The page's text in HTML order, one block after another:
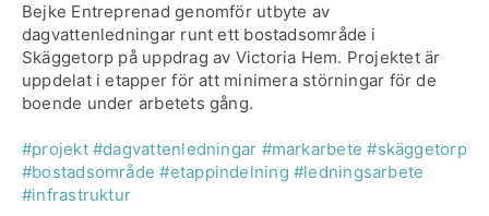
Bejke Entreprenad genomför utbyte av
dagvattenledningar runt ett bostadsområde i
Skäggetorp på uppdrag av Victoria Hem. Projektet är
uppdelat i etapper för att minimera störningar för de
boende under arbetets gång.
#projekt #dagvattenledningar #markarbete #skäggetorp
#bostadsområde #etappindelning #ledningsarbete
#infrastruktur